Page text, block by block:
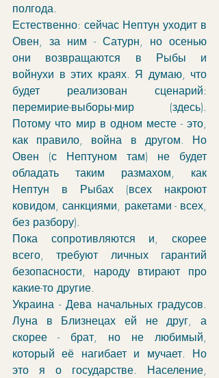
полгода.
Естественно: сейчас Нептун уходит в
Овен, за ним - Сатурн, но осенью
они возвращаются в Рыбы и
войнухи в этих краях. Я думаю, что
будет реализован сценарий:
перемирие-выборы-мир (здесь).
Потому что мир в одном месте - это,
как правило, война в другом. Но
Овен (с Нептуном там) не будет
обладать таким размахом, как
Нептун в Рыбах (всех накроют
ковидом, санкциями, ракетами - всех,
без разбору).
Пока сопротивляются и, скорее
всего, требуют личных гарантий
безопасности, народу втирают про
какие-то другие.
Украина - Дева начальных градусов.
Луна в Близнецах ей не друг, а
скорее - брат, но не любимый,
который её нагибает и мучает. Но
это я о государстве. Население,